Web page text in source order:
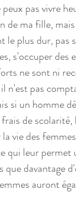
pas vivre
de ma fille,
le plus dur, pas
s'occuper
ne sont ni
n'est pas
si un homme
de
vie des
qui leur
que
auront